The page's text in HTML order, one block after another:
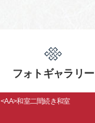
フォトギャラリー
<AA>和室二間続き和室